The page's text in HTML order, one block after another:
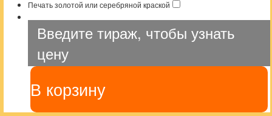
Печать золотой или серебряной краской
Введите тираж, чтобы узнать
цену
В корзину